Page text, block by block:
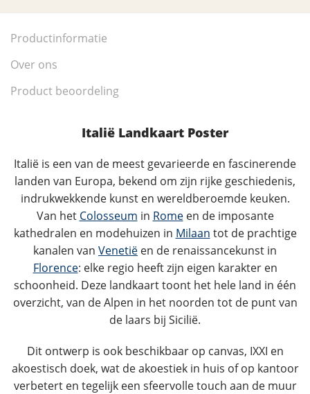
Productinformatie
Over ons
Product beoordeling
Italië Landkaart Poster
Italië is een van de meest gevarieerde en fascinerende
landen van Europa, bekend om zijn rijke geschiedenis,
indrukwekkende kunst en wereldberoemde keuken.
Van het Colosseum in Romeen de imposante
kathedralen en modehuizen in Milaan tot de prachtige
kanalen van Venetië en de renaissancekunst in
Florence: elke regio heeft zijn eigen karakter en
schoonheid. Deze landkaart toont het hele land in één
overzicht, van de Alpen in het noorden tot de punt van
de laars bij Sicilië.
Dit ontwerp is ook beschikbaar op canvas, IXXI en
akoestisch doek, wat de akoestiek in huis of op kantoor
verbetert en tegelijk een sfeervolle touch aan de muur